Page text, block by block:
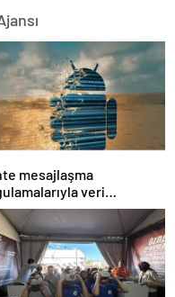
mesajlaşma
veri
Haber Şafak